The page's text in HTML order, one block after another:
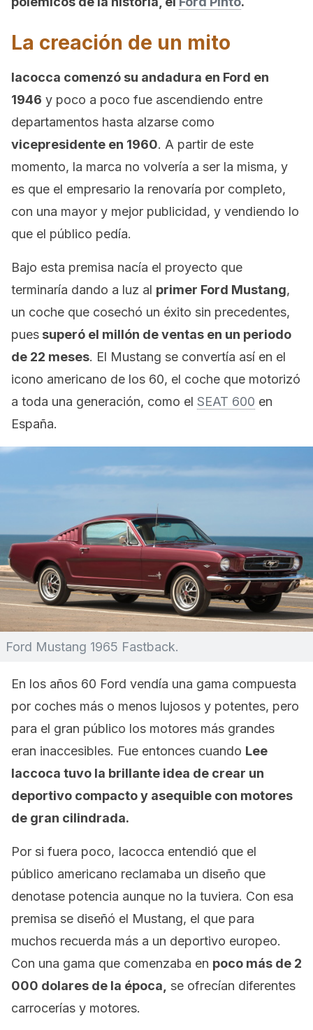
La creación de un mito
Iacocca comenzó su andadura en Ford en
1946 y poco a poco fue ascendiendo entre
departamentos hasta alzarse como
vicepresidente en 1960. A partir de este
momento, la marca no volvería a ser la misma, y
es que el empresario la renovaría por completo,
con una mayor y mejor publicidad, y vendiendo lo
que el público pedía.
Bajo esta premisa nacía el proyecto que
terminaría dando a luz al primer Ford Mustang,
un coche que cosechó un éxito sin precedentes,
pues superó el millón de ventas en un periodo
de 22 meses. El Mustang se convertía así en el
icono americano de los 60, el coche que motorizó
a toda una generación, como el SEAT 600 en
España.
Ford Mustang 1965 Fastback.
En los años 60 Ford vendía una gama compuesta
por coches más o menos lujosos y potentes, pero
para el gran público los motores más grandes
eran inaccesibles. Fue entonces cuando Lee
Iaccoca tuvo la brillante idea de crear un
deportivo compacto y asequible con motores
de gran cilindrada.
Por si fuera poco, Iacocca entendió que el
público americano reclamaba un diseño que
denotase potencia aunque no la tuviera. Con esa
premisa se diseñó el Mustang, el que para
muchos recuerda más a un deportivo europeo.
Con una gama que comenzaba en poco más de 2
000 dolares de la época, se ofrecían diferentes
carrocerías y motores.